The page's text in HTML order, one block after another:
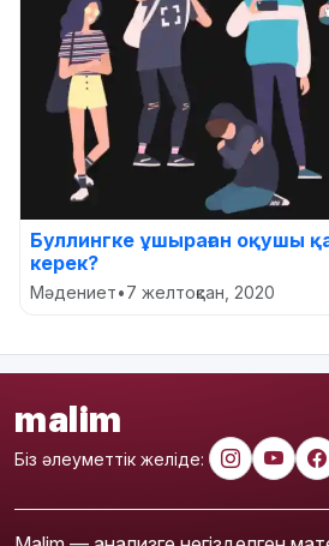
Буллингке ұшыраған оқушы
керек?
Мәдениет•7 желтоқсан, 2020
malim
Біз әлеуметтік желіде: